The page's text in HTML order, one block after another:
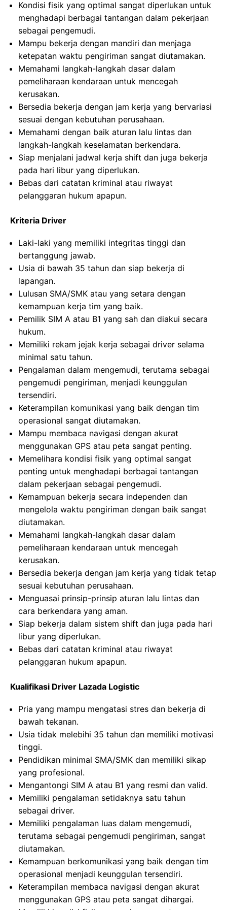
Kondisi fisik yang optimal sangat diperlukan untuk
menghadapi berbagai tantangan dalam pekerjaan
sebagai pengemudi.
Mampu bekerja dengan mandiri dan menjaga
ketepatan waktu pengiriman sangat diutamakan.
Memahami langkah-langkah dasar dalam
pemeliharaan kendaraan untuk mencegah
kerusakan.
Bersedia bekerja dengan jam kerja yang bervariasi
sesuai dengan kebutuhan perusahaan.
Memahami dengan baik aturan lalu lintas dan
langkah-langkah keselamatan berkendara.
Siap menjalani jadwal kerja shift dan juga bekerja
pada hari libur yang diperlukan.
Bebas dari catatan kriminal atau riwayat
pelanggaran hukum apapun.
Kriteria Driver
Laki-laki yang memiliki integritas tinggi dan
bertanggung jawab.
Usia di bawah 35 tahun dan siap bekerja di
lapangan.
Lulusan SMA/SMK atau yang setara dengan
kemampuan kerja tim yang baik.
Pemilik SIM A atau B1 yang sah dan diakui secara
hukum.
Memiliki rekam jejak kerja sebagai driver selama
minimal satu tahun.
Pengalaman dalam mengemudi, terutama sebagai
pengemudi pengiriman, menjadi keunggulan
tersendiri.
Keterampilan komunikasi yang baik dengan tim
operasional sangat diutamakan.
Mampu membaca navigasi dengan akurat
menggunakan GPS atau peta sangat penting.
Memelihara kondisi fisik yang optimal sangat
penting untuk menghadapi berbagai tantangan
dalam pekerjaan sebagai pengemudi.
Kemampuan bekerja secara independen dan
mengelola waktu pengiriman dengan baik sangat
diutamakan.
Memahami langkah-langkah dasar dalam
pemeliharaan kendaraan untuk mencegah
kerusakan.
Bersedia bekerja dengan jam kerja yang tidak tetap
sesuai kebutuhan perusahaan.
Menguasai prinsip-prinsip aturan lalu lintas dan
cara berkendara yang aman.
Siap bekerja dalam sistem shift dan juga pada hari
libur yang diperlukan.
Bebas dari catatan kriminal atau riwayat
pelanggaran hukum apapun.
Kualifikasi Driver Lazada Logistic
Pria yang mampu mengatasi stres dan bekerja di
bawah tekanan.
Usia tidak melebihi 35 tahun dan memiliki motivasi
tinggi.
Pendidikan minimal SMA/SMK dan memiliki sikap
yang profesional.
Mengantongi SIM A atau B1 yang resmi dan valid.
Memiliki pengalaman setidaknya satu tahun
sebagai driver.
Memiliki pengalaman luas dalam mengemudi,
terutama sebagai pengemudi pengiriman, sangat
diutamakan.
Kemampuan berkomunikasi yang baik dengan tim
operasional menjadi keunggulan tersendiri.
Keterampilan membaca navigasi dengan akurat
menggunakan GPS atau peta sangat dihargai.